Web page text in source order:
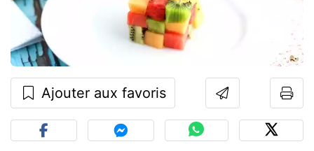
Ajouter aux favoris